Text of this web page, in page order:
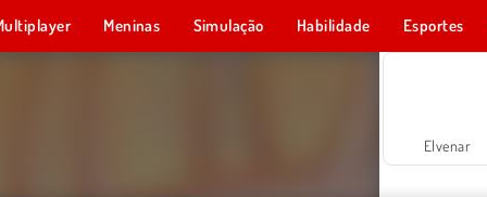
Meninas Simulação Habilidade Esportes
Elvenar